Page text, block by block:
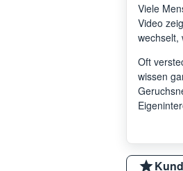
Viele
Video
wechselt,
Oft
wissen